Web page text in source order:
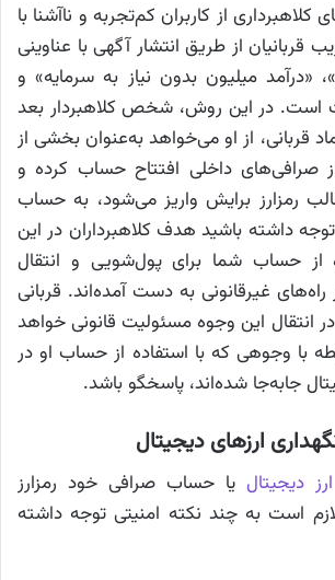
از کاربران کم‌تجربه و ناآشنا با
قربانیان از طریق انتشار آگهی با عناوینی
«درآمد میلیون بدون نیاز به سرمایه» و
است. در این روش، شخص کلاهبردار بعد
قربانی، از او می‌خواهد به‌عنوان بخشی از
صرافی‌های داخلی افتتاح حساب کرده و
رمزارز برایش واریز می‌شود، به حساب
داشته باشید هدف کلاهبرداران در این
از حساب شما برای پول‌شویی و انتقال
غیرقانونی به دست آمده‌اند. قربانی
انتقال این وجوه مسئولیت قانونی خواهد
با وجوهی که با استفاده از حساب او در
جابه‌جا شده‌اند، پاسخگو باشد.
ارزهای دیجیتال
دیجیتال یا حساب صرافی خود رمزارز
است به چند نکته امنیتی توجه داشته